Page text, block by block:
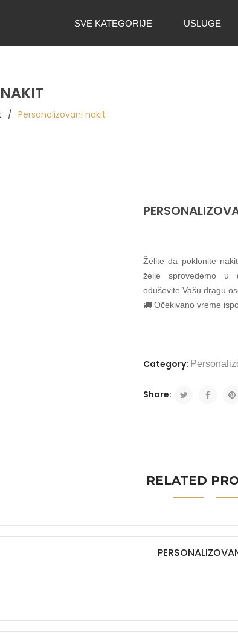
SVE KATEGORIJE USLUGE
/ Personalizovani nakit
Želite da poklonite
želje sprovedemo u
oduševite Vašu dragu
Očekivano vreme
Category:
Share:
RELATED